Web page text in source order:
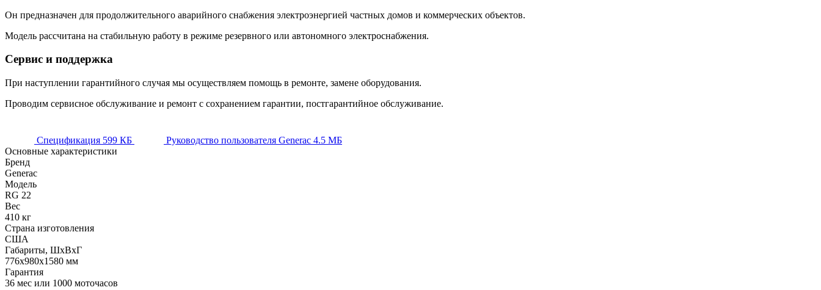
Он предназначен для продолжительного аварийного снабжения электроэнергией частных домов и коммерческих объектов.
Модель рассчитана на стабильную работу в режиме резервного или автономного электроснабжения.
Сервис и поддержка
При наступлении гарантийного случая мы осуществляем помощь в ремонте, замене оборудования.
Проводим сервисное обслуживание и ремонт с сохранением гарантии, постгарантийное обслуживание.
Спецификация 599 КБ Руководство пользователя Generac 4.5 МБ
Основные характеристики
Бренд
Generac
Модель
RG 22
Вес
410 кг
Страна изготовления
США
Габариты, ШхВхГ
776x980x1580 мм
Гарантия
36 мес или 1000 моточасов